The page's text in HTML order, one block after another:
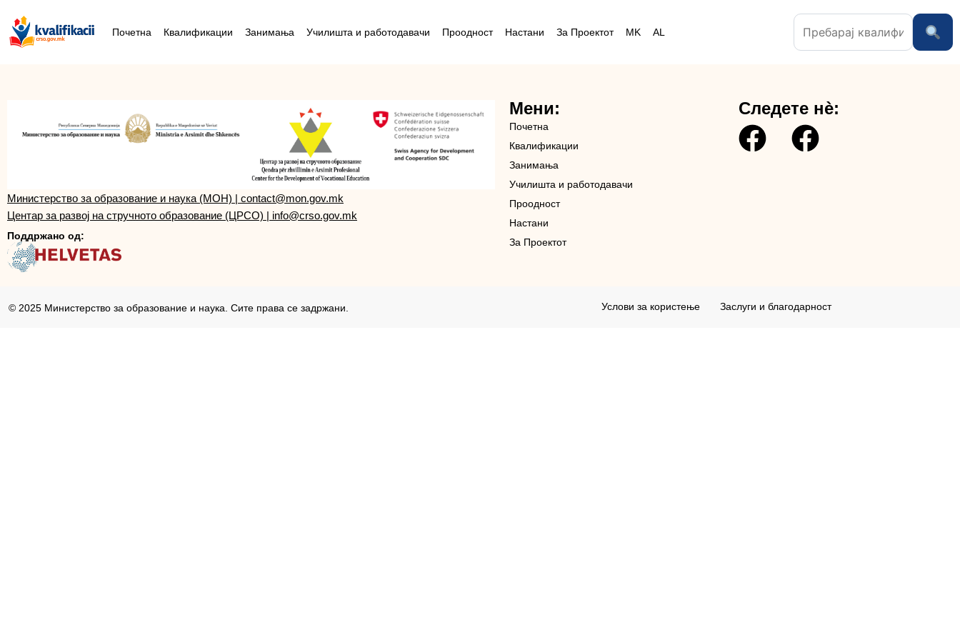
Почетна Квалификации Занимања Училишта и работодавачи Проодност Настани За Проектот MK AL
Министерство за образование и наука (МОН) | contact@mon.gov.mk
Центар за развој на стручното образование (ЦРСО) | info@crso.gov.mk
Поддржано од:
Мени:
Почетна
Квалификации
Занимања
Училишта и работодавачи
Проодност
Настани
За Проектот
Следете нè:
© 2025 Министерство за образование и наука. Сите права се задржани. Услови за користењe Заслуги и благодарност